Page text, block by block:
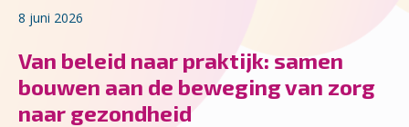
8 juni 2026
Van beleid naar praktijk: samen
bouwen aan de beweging van zorg
naar gezondheid